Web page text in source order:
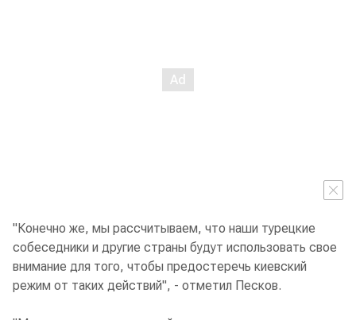
"Конечно же, мы рассчитываем, что наши турецкие
собеседники и другие страны будут использовать свое
внимание для того, чтобы предостеречь киевский
режим от таких действий", - отметил Песков.